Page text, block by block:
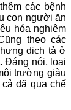
các bệnh
con người ăn
hóa nghiêm
theo các
dịch tả ở
Đáng nói, loại
trường giàu
đã qua chế